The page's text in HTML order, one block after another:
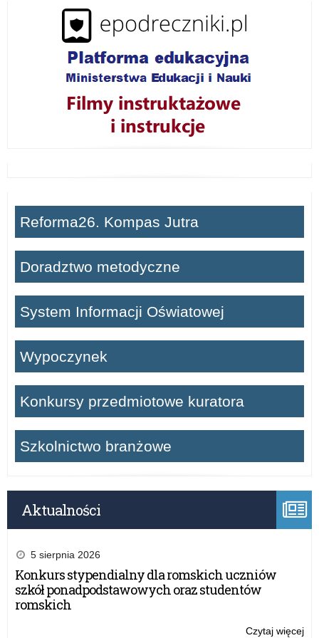
Reforma26. Kompas Jutra
Doradztwo metodyczne
System Informacji Oświatowej
Wypoczynek
Konkursy przedmiotowe kuratora
Szkolnictwo branżowe
Aktualności
5 sierpnia 2026
Konkurs stypendialny dla romskich uczniów
szkół ponadpodstawowych oraz studentów
romskich
Czytaj więcej